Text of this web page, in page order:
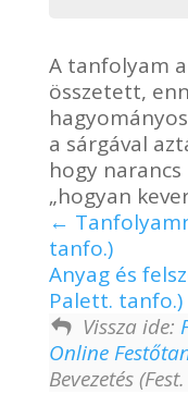
A tanfolyam
összetett,
a sárgával
hogy
„hogyan
tanfo.)
Anyag és
Palett. tanfo.)
Vissza ide:
Online
Bevezetés